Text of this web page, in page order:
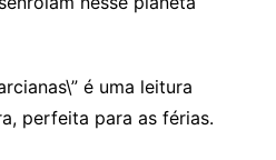
é uma leitura
perfeita para as férias.